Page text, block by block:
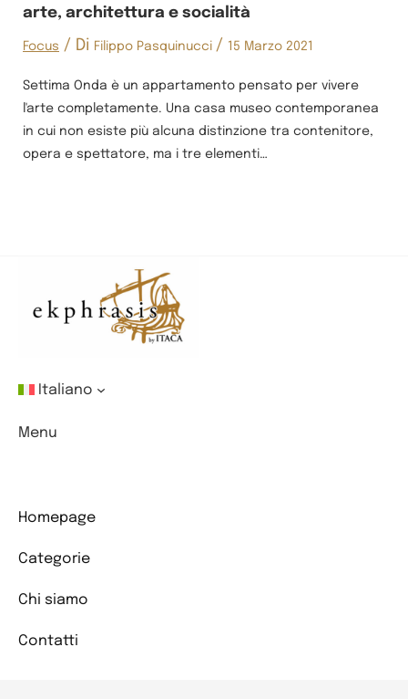
arte, architettura e socialità
Focus / Di Filippo Pasquinucci / 15 Marzo 2021
Settima Onda è un appartamento pensato per vivere
l'arte completamente. Una casa museo contemporanea
in cui non esiste più alcuna distinzione tra contenitore,
opera e spettatore, ma i tre elementi…
Italiano
Menu
Homepage
Categorie
Chi siamo
Contatti